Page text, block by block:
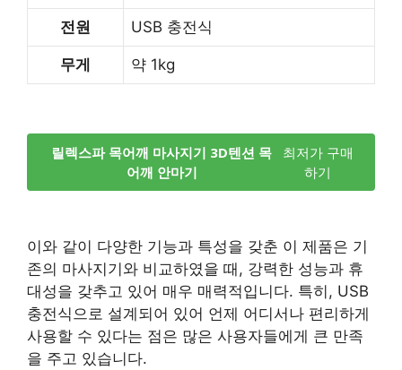
전원 USB 충전식
무게 약 1kg
릴렉스파 목어깨 마사지기 3D텐션 목
어깨 안마기
최저가 구매
하기
이와 같이 다양한 기능과 특성을 갖춘 이 제품은 기
존의 마사지기와 비교하였을 때, 강력한 성능과 휴
대성을 갖추고 있어 매우 매력적입니다. 특히, USB
충전식으로 설계되어 있어 언제 어디서나 편리하게
사용할 수 있다는 점은 많은 사용자들에게 큰 만족
을 주고 있습니다.